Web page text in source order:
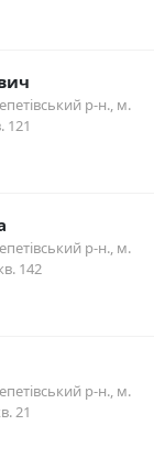
р-н., м.
121
р-н., м.
142
р-н., м.
21